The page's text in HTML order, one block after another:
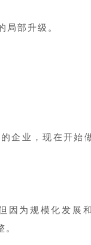
局部升级。
企业，现在开始
因为规模化发展